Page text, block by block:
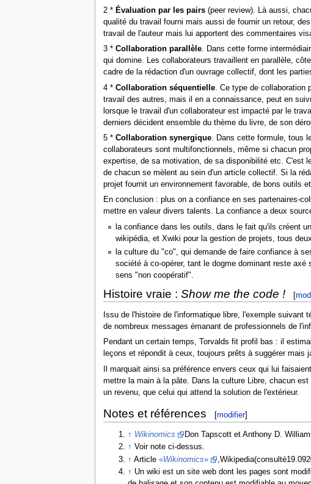
2 * Évaluation par les pairs(peer review). Là aussi,
qualité du travail fourni mais aussi de fournir un retour,
travail de l'auteur mais lui apportent des commentaires
3 * Collaboration parallèle. Dans cette forme
qui domine. Les collaborateurs travaillent en parallèle,
cadre de la rédaction d'un ouvrage collectif, dont les
4 * Collaboration séquentielle. Ce type de collaboration
travail des autres, mais il en a connaissance, peut en
lorsque le travail d'un collaborateur est impacté par le
derniers décident ensemble du thème du livre, de son
5 * Collaboration synergique. Dans cette formule, tous
collaborateurs sont multifonctionnels, même si chacun
expertise, de sa motivation, de sa disponibilité etc. C'est
de chacun se mèlent au sein d'un article collectif. Si la
projet fournit un environnement favorable, de bons outils
En conclusion : plus on a confiance en ses partenaires-
mettre en valeur divers talents. La confiance a deux
la confiance dans les outils, dans le fait qu'ils créent
wikipédia, et Xwiki pour la gestion de projets, tous
la culture du "co", qui demande de faire confiance à
société à co-opérer, tant le dogme dominant reste
sens "non coopératif".
Histoire vraie : Show me the code ! [
Issu de l'histoire de l'informatique libre, l'exemple
de nombreux messages émanant de professionnels de
Pendant un certain temps, Torvalds fit profil bas : il
leçons et répondit à ceux, toujours prêts à suggérer mais
Il marquait ainsi sa préférence envers ceux qui lui
mettre la main à la pâte. Dans la culture Libre, chacun
un revenu, que celui qui attend la solution de l'extérieur.
Notes et références [modifier]
↑ Wikinomics
Don Tapscott et Anthony D.
↑ Voir note ci-dessus.
↑ Article«Wikinomics»
↑ Un wiki est un site web dont les pages sont